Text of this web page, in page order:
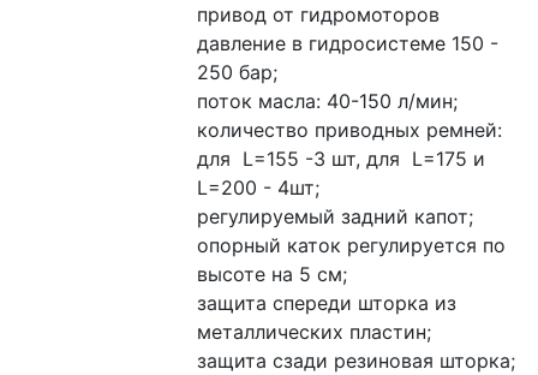
привод от гидромоторов
давление в гидросистеме 150 -
250 бар;
поток масла: 40-150 л/мин;
количество приводных ремней:
для  L=155 -3 шт, для  L=175 и
L=200 - 4шт;
регулируемый задний капот;
опорный каток регулируется по
высоте на 5 см;
защита спереди шторка из
металлических пластин;
защита сзади резиновая шторка;